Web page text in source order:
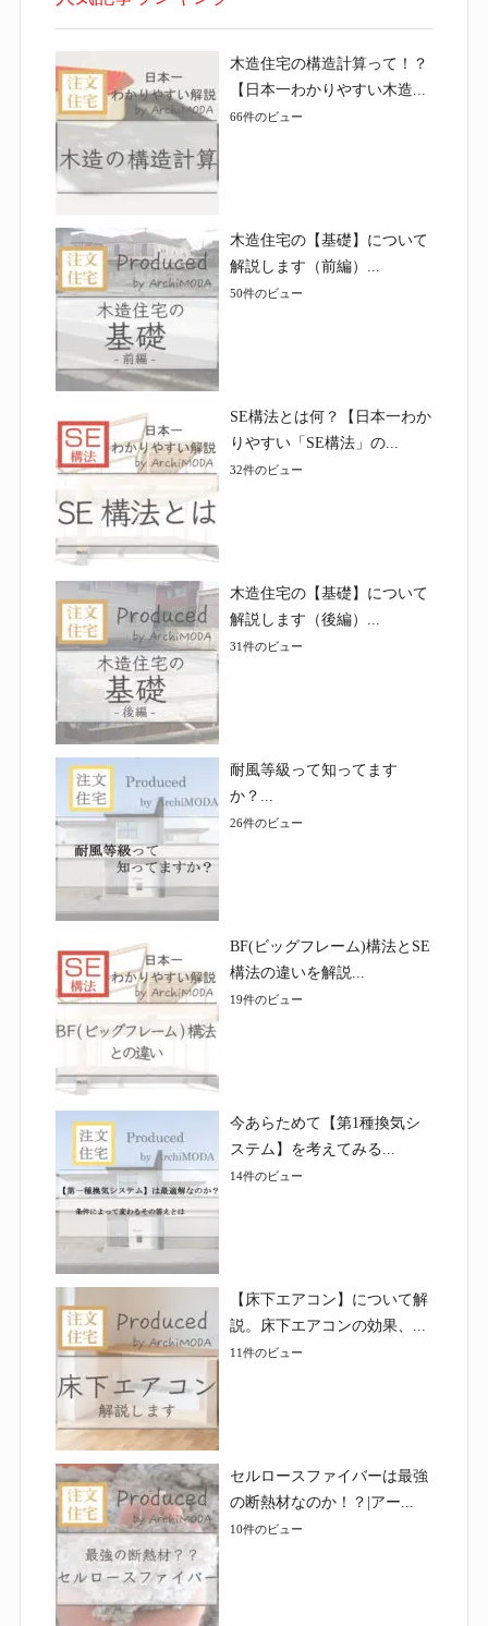
木造住宅の構造計算って！？
【日本一わかりやすい木造...
66件のビュー
木造住宅の【基礎】について
解説します（前編）...
50件のビュー
SE構法とは何？【日本一わか
りやすい「SE構法」の...
32件のビュー
木造住宅の【基礎】について
解説します（後編）...
31件のビュー
耐風等級って知ってます
か？...
26件のビュー
BF(ビッグフレーム)構法とSE
構法の違いを解説...
19件のビュー
今あらためて【第1種換気シ
ステム】を考えてみる...
14件のビュー
【床下エアコン】について解
説。床下エアコンの効果、...
11件のビュー
セルロースファイバーは最強
の断熱材なのか！？|アー...
10件のビュー